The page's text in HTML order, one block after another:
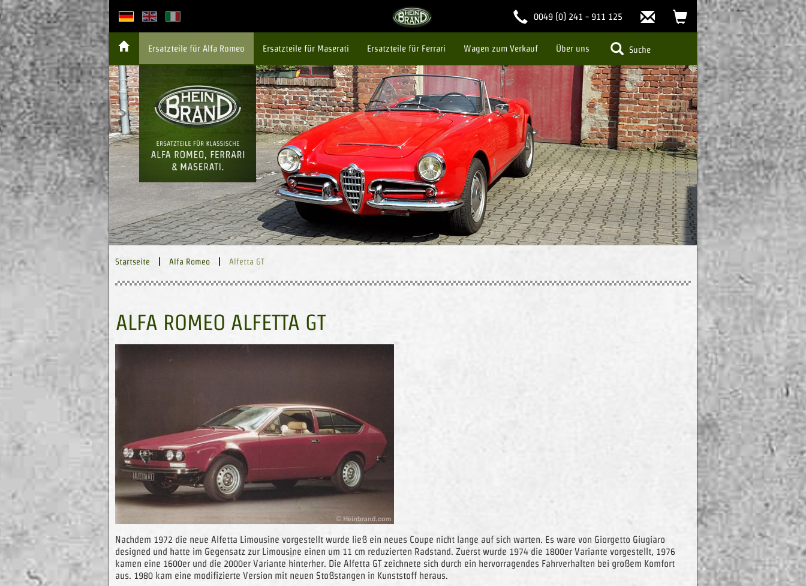
0049 (0) 241 - 911 125 Kontakt Warenkorb
Ersatzteile für Alfa Romeo
Ersatzteile für Maserati Ersatzteile für Ferrari Wagen zum Verkauf Über uns Suche
Startseite Alfa Romeo Alfetta GT
ALFA ROMEO ALFETTA GT
Nachdem 1972 die neue Alfetta Limousine vorgestellt wurde ließ ein neues Coupe nicht lange auf sich warten. Es ware von Giorgetto Giugiaro
designed und hatte im Gegensatz zur Limousine einen um 11 cm reduzierten Radstand. Zuerst wurde 1974 die 1800er Variante vorgestellt, 1976
kamen eine 1600er und die 2000er Variante hinterher. Die Alfetta GT zeichnete sich durch ein hervorragendes Fahrverhalten bei großem Komfort
aus. 1980 kam eine modifizierte Version mit neuen Stoßstangen in Kunststoff heraus.